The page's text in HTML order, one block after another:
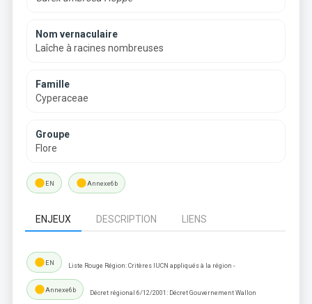
Nom vernaculaire
Laîche à racines nombreuses
Famille
Cyperaceae
Groupe
Flore
lensEN lensAnnexe6b
ENJEUX DESCRIPTION LIENS
lensEN Liste Rouge Région: Critères IUCN appliqués à la région -
lensAnnexe6b Décret régional 6/12/2001: Décret Gouvernement Wallon